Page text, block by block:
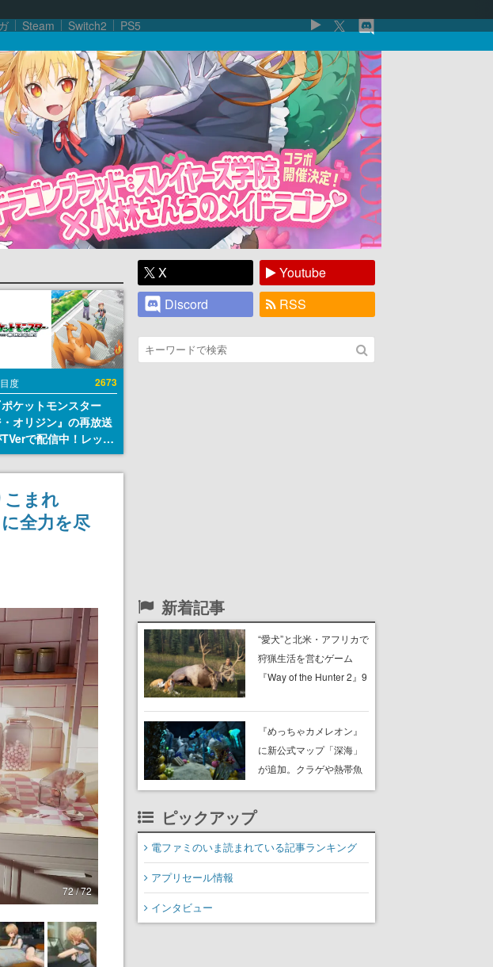
Steam Switch2 PS5
度 2673
ポケットモンスター
オリジン』の再放送
で配信中！レッド
：竹内順子）が主人
オリジナルアニメ
こまれ
全力を尽
72 / 72
X
Youtube
Discord
RSS
新着記事
“愛犬”と北米・アフリカで
狩猟生活を営むゲーム
『Way of the Hunter 2』9
定。猟犬は動物を追跡し
てくれる忠実な相棒とし
て登場し、冒険を重ねる
と成長する。記念撮影も
可能
『めっちゃカメレオン』
に新公式マップ「深海」
が追加。クラゲや熱帯魚
が泳ぎ、海底にはサンゴ
ピックアップ
電ファミのいま読まれている記事ランキング
アプリセール情報
インタビュー